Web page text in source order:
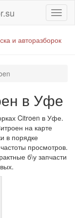
и авторазборок
в Уфе
Citroen в Уфе.
на карте
в порядке
просмотров.
б\у запчасти